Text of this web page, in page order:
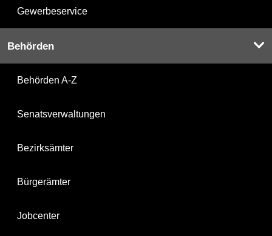
Gewerbeservice
Behörden
Behörden A-Z
Senatsverwaltungen
Bezirksämter
Bürgerämter
Jobcenter